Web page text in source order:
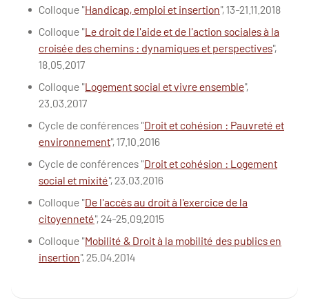
Colloque "Handicap, emploi et insertion", 13-21.11.2018
Colloque "Le droit de l'aide et de l'action sociales à la
croisée des chemins : dynamiques et perspectives",
18.05.2017
Colloque "Logement social et vivre ensemble",
23.03.2017
Cycle de conférences "Droit et cohésion : Pauvreté et
environnement", 17.10.2016
Cycle de conférences "Droit et cohésion : Logement
social et mixité", 23.03.2016
Colloque "De l'accès au droit à l'exercice de la
citoyenneté", 24-25.09.2015
Colloque "Mobilité & Droit à la mobilité des publics en
insertion", 25.04.2014